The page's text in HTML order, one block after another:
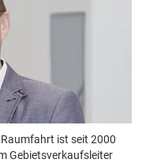
ist seit 2000
Gebietsverkaufsleiter